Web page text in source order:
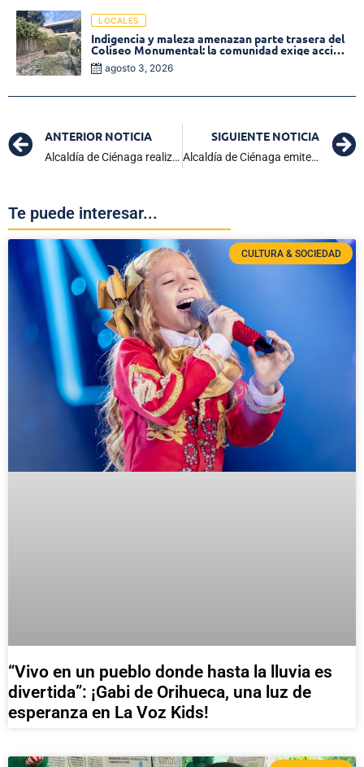
LOCALES
Indigencia y maleza amenazan parte trasera del
Coliseo Monumental: la comunidad exige acción
inmediata!
agosto 3, 2026
ANTERIOR NOTICIA
Alcaldía de Ciénaga realizará jornada de Acción Comunitaria en el Parque de la Juventud
SIGUIENTE NOTICIA
Alcaldía de Ciénaga emite alerta por crecientes súbitas en ríos de la Sierra Nevada y recomienda precauciones
Te puede interesar...
CULTURA & SOCIEDAD
“Vivo en un pueblo donde hasta la lluvia es
divertida”: ¡Gabi de Orihueca, una luz de
esperanza en La Voz Kids!